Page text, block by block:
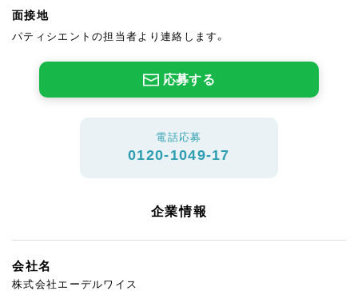
面接地
パティシエントの担当者より連絡します。
応募する
電話応募
0120-1049-17
企業情報
会社名
株式会社エーデルワイス